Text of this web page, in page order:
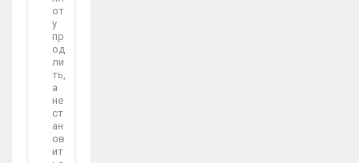
от
у
пр
од
ли
ть,
а
не
ст
ан
ов
ит